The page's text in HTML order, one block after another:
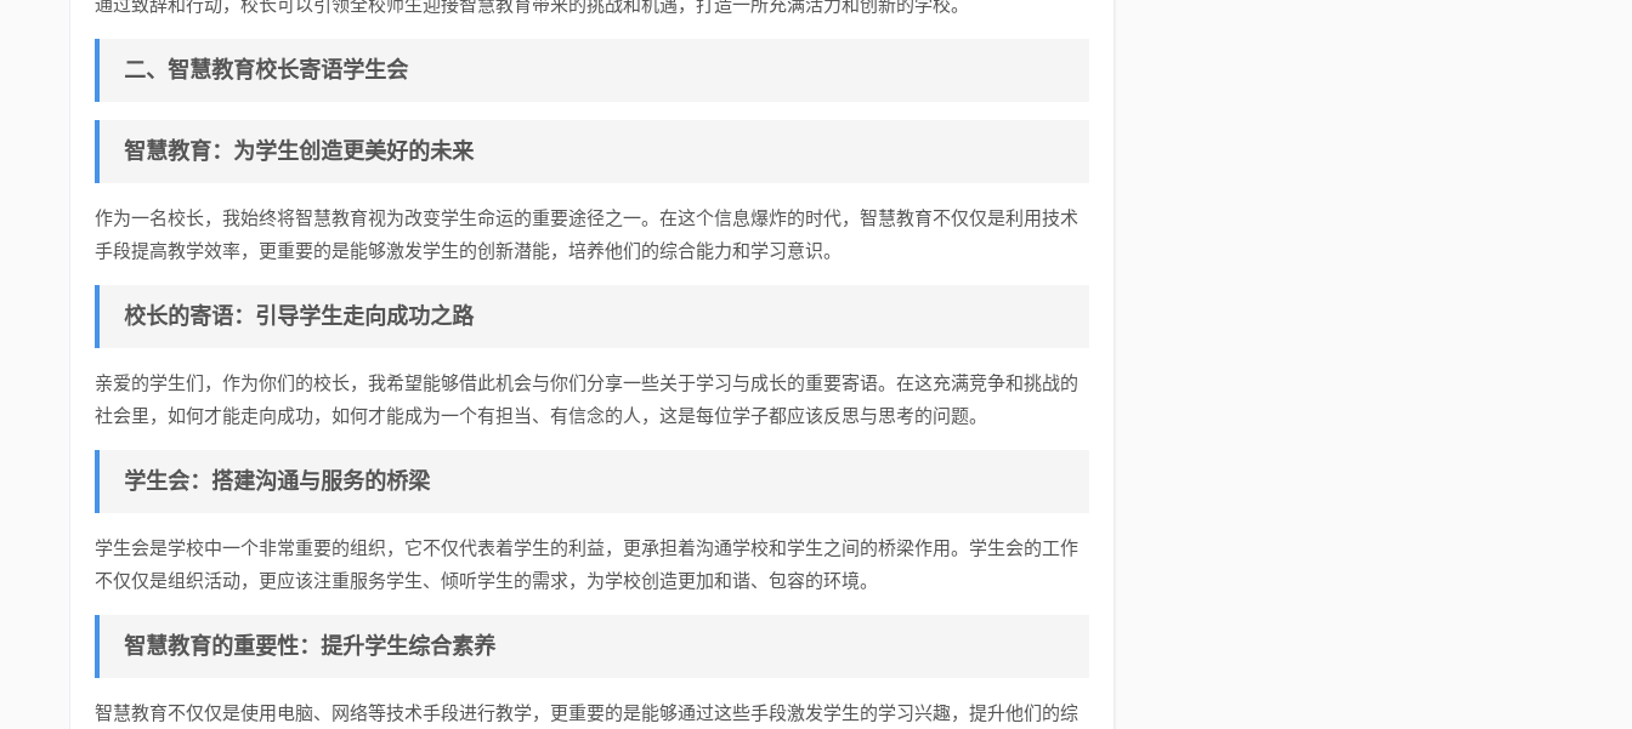
通过致辞和行动，校长可以引领全校师生迎接智慧教育带来的挑战和机遇，打造一所充满活力和创新的学校。
二、智慧教育校长寄语学生会
智慧教育： 为学生创造更美好的未来
作为一名校长，我始终将智慧教育视为改变学生命运的重要途径之一。在这个信息爆炸的时代，智慧教育不仅仅是利用技术
手段提高教学效率，更重要的是能够激发学生的创新潜能，培养他们的综合能力和学习意识。
校长的寄语： 引导学生走向成功之路
亲爱的学生们，作为你们的校长，我希望能够借此机会与你们分享一些关于学习与成长的重要寄语。在这充满竞争和挑战的
社会里，如何才能走向成功，如何才能成为一个有担当、有信念的人，这是每位学子都应该反思与思考的问题。
学生会： 搭建沟通与服务的桥梁
学生会是学校中一个非常重要的组织，它不仅代表着学生的利益，更承担着沟通学校和学生之间的桥梁作用。学生会的工作
不仅仅是组织活动，更应该注重服务学生、倾听学生的需求，为学校创造更加和谐、包容的环境。
智慧教育的重要性： 提升学生综合素养
智慧教育不仅仅是使用电脑、网络等技术手段进行教学，更重要的是能够通过这些手段激发学生的学习兴趣，提升他们的综